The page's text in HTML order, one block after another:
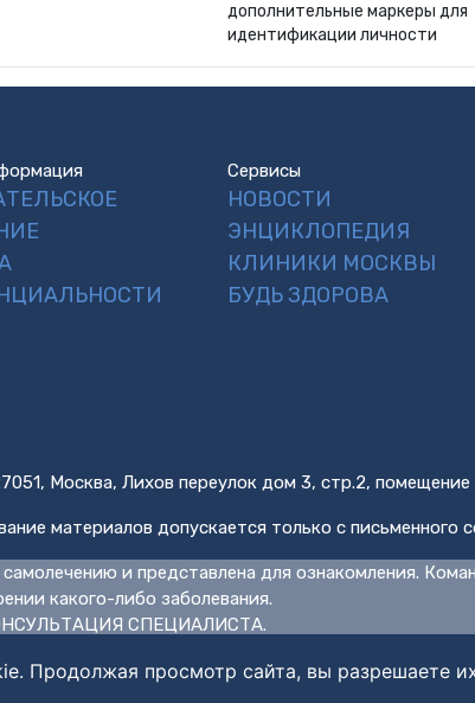
дополнительные маркеры для
идентификации личности
Сервисы
НОВОСТИ
ЭНЦИКЛОПЕДИЯ
КЛИНИКИ МОСКВЫ
БУДЬ ЗДОРОВА
Москва, Лихов переулок дом 3, стр.2, помещение
материалов допускается только с письменного
и представлена для ознакомления.
какого-либо заболевания.
СПЕЦИАЛИСТА.
Продолжая просмотр сайта, вы разрешаете